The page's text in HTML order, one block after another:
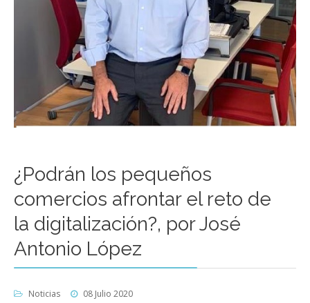
¿Podrán los pequeños
comercios afrontar el reto de
la digitalización?, por José
Antonio López
Noticias 08 Julio 2020